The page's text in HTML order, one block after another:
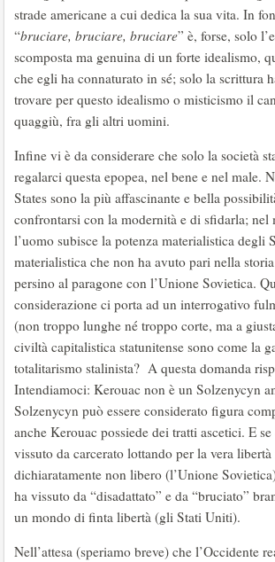
strade americane a cui dedica la sua vita. In
“bruciare, bruciare, bruciare” è, forse, solo
scomposta ma genuina di un forte idealismo,
che egli ha connaturato in sé; solo la scrittura
trovare per questo idealismo o misticismo il
quaggiù, fra gli altri uomini.
Infine vi è da considerare che solo la società
regalarci questa epopea, nel bene e nel male.
States sono la più affascinante e bella
confrontarsi con la modernità e di sfidarla; nel
l’uomo subisce la potenza materialistica degli
materialistica che non ha avuto pari nella
persino al paragone con l’Unione Sovietica.
considerazione ci porta ad un interrogativo
(non troppo lunghe né troppo corte, ma a
civiltà capitalistica statunitense sono come la
totalitarismo stalinista? A questa domanda
Intendiamoci: Kerouac non è un Solzenycyn
Solzenycyn può essere considerato figura
anche Kerouac possiede dei tratti ascetici. E
vissuto da carcerato lottando per la vera
dichiaratamente non libero (l’Unione
ha vissuto da “disadattato” e da “bruciato”
un mondo di finta libertà (gli Stati Uniti).
Nell’attesa (speriamo breve) che l’Occidente